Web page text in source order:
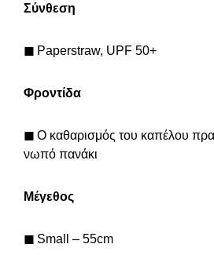
Σύνθεση
◼ Paperstraw, UPF 50+
Φροντίδα
◼ Ο καθαρισμός του καπέλου
νωπό πανάκι
Μέγεθος
◼ Small – 55cm